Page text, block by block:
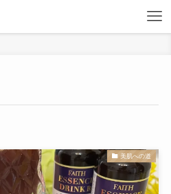
美肌への道